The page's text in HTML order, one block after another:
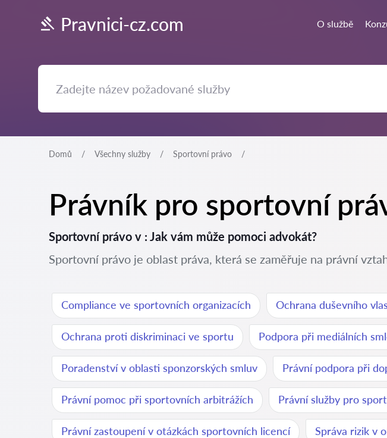
Pravnici-cz.com O službě
Domů Všechny služby Sportovní právo
Právník pro sportovní
Sportovní právo v : Jak vám může pomoci advokát?
Sportovní právo je oblast práva, která se zaměřuje na právní
Compliance ve sportovních organizacích Ochrana duševního
Ochrana proti diskriminaci ve sportu Podpora při mediálních
Poradenství v oblasti sponzorských smluv Právní podpora při
Právní pomoc při sportovních arbitrážích Právní služby pro
Právní zastoupení v otázkách sportovních licencí Správa rizik v